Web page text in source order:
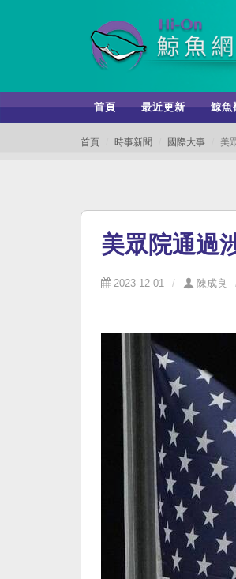
首頁 最近更新 鯨魚
首頁 時事新聞 國際大事 美
美眾院通過
2023-12-01 陳成良